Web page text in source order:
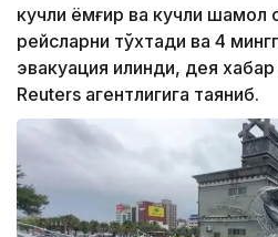
кучли ёмғир ва кучли шамол
рейсларни тўхтади ва 4
эвакуация қилинди, дея
Reuters агентлигига таяниб.